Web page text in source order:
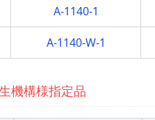
A-1140-1
A-1140-W-1
機構様指定品